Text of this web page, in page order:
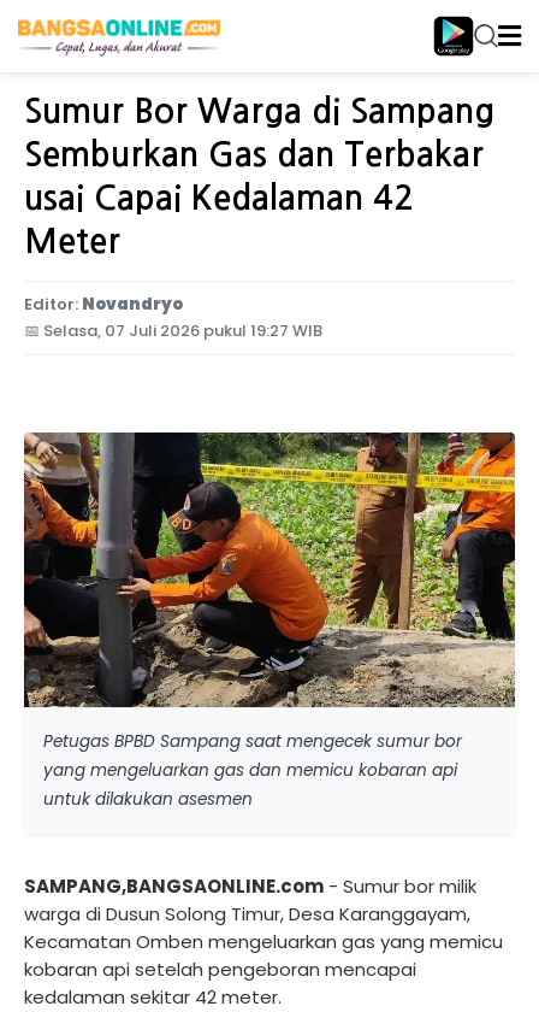
Home Jawa Timur
Sumur Bor Warga di Sampang
Semburkan Gas dan Terbakar
usai Capai Kedalaman 42
Meter
Editor: Novandryo
📅 Selasa, 07 Juli 2026 pukul 19:27 WIB
Petugas BPBD Sampang saat mengecek sumur bor
yang mengeluarkan gas dan memicu kobaran api
untuk dilakukan asesmen
SAMPANG,BANGSAONLINE.com - Sumur bor milik
warga di Dusun Solong Timur, Desa Karanggayam,
Kecamatan Omben mengeluarkan gas yang memicu
kobaran api setelah pengeboran mencapai
kedalaman sekitar 42 meter.